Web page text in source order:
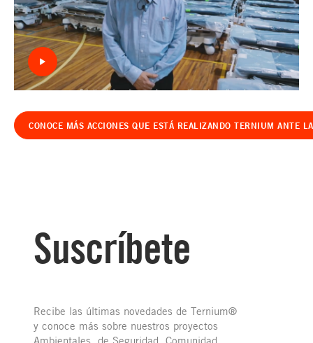
CONOCE MÁS ACCIONES QUE ESTÁ REALIZANDO TERNIUM ANTE
Suscríbete
Recibe las últimas novedades de Ternium®
y conoce más sobre nuestros proyectos
Ambientales, de Seguridad, Comunidad,